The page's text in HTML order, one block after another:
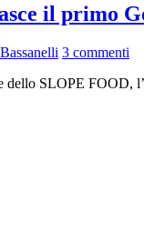
il primo
3 commenti
dello SLOPE FOOD,